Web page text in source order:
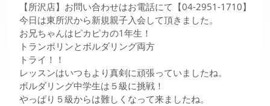
【所沢店】お問い合わせはお電話にて【04-2951-1710】
今日は東所沢から新規親子入会して頂きました。
お兄ちゃんはピカピカの1年生！
トランポリンとボルダリング両方
トライ！！
レッスンはいつもより真剣に頑張っていましたね。
ボルダリング中学生は５級に挑戦！
やっぱり５級からは難しくなって来ましたね。